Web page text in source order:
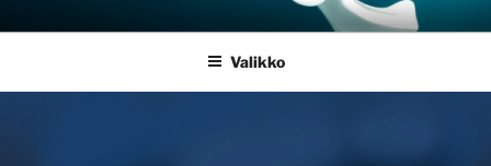
sisältöönJOULUSEIMET.FI
Valikko